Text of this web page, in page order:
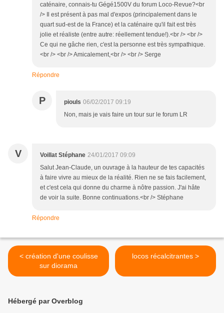
caténaire, connais-tu Gégé1500V du forum Loco-Revue?<br
/> Il est présent à pas mal d'expos (principalement dans le
quart sud-est de la France) et la caténaire qu'il fait est très
jolie et réaliste (entre autre: réellement tendue!).<br /> <br />
Ce qui ne gâche rien, c'est la personne est très sympathique.
<br /> <br /> Amicalement,<br /> <br /> Serge
Répondre
P piouls 06/02/2017 09:19
Non, mais je vais faire un tour sur le forum LR
V Voillat Stéphane 24/01/2017 09:09
Salut Jean-Claude, un ouvrage à la hauteur de tes capacités
à faire vivre au mieux de la réalité. Rien ne se fais facilement,
et c'est cela qui donne du charme à nôtre passion. J'ai hâte
de voir la suite. Bonne continuations.<br /> Stéphane
Répondre
< création d'une coulisse
sur diorama
locos récalcitrantes >
Hébergé par Overblog